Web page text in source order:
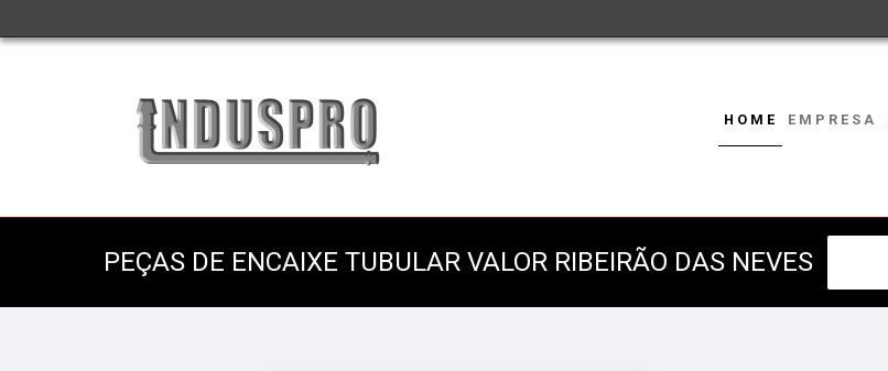
HOME EMPRESA
PEÇAS DE ENCAIXE TUBULAR VALOR RIBEIRÃO DAS NEVES